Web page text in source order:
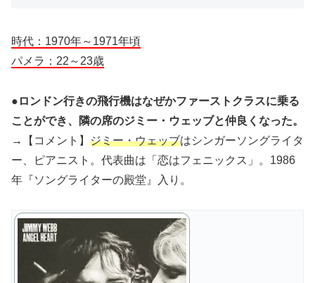
時代：1970年～1971年頃
パメラ：22～23歳
●ロンドン行きの飛行機はなぜかファーストクラスに乗る
ことができ、隣の席のジミー・ウェッブと仲良くなった。
→【コメント】 ジミー・ウェッブはシンガーソングライタ
ー、ピアニスト。代表曲は「恋はフェニックス」。1986
年『ソングライターの殿堂』入り。